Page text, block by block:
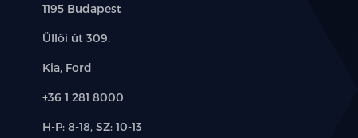
Település:
1195 Budapest
Cím:
Üllői út 309.
Márkák:
Kia, Ford
Telefon:
+36 1 281 8000
Új-
H-P: 8-18, SZ: 10-13